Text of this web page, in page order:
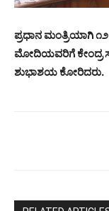
ಪ್ರಧಾನ ಮಂತ್ರಿಯಾಗಿ
ಮೋದಿಯವರಿಗೆ ಕೇಂದ್ರ
ಶುಭಾಶಯ ಕೋರಿದರು.